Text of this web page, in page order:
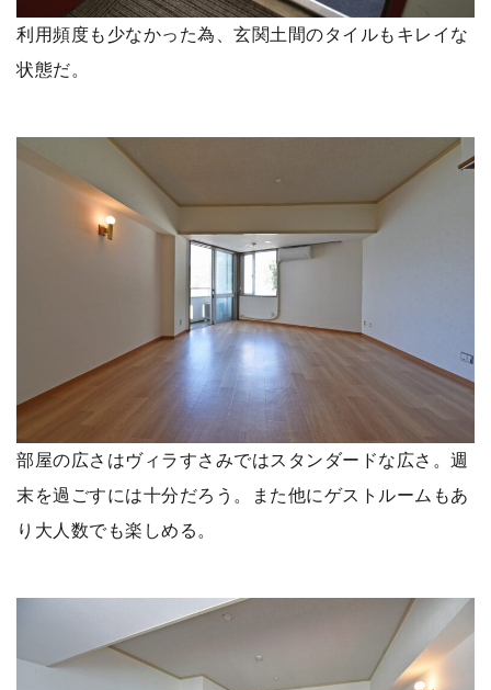
利用頻度も少なかった為、玄関土間のタイルもキレイな
状態だ。
部屋の広さはヴィラすさみではスタンダードな広さ。週
末を過ごすには十分だろう。また他にゲストルームもあ
り大人数でも楽しめる。